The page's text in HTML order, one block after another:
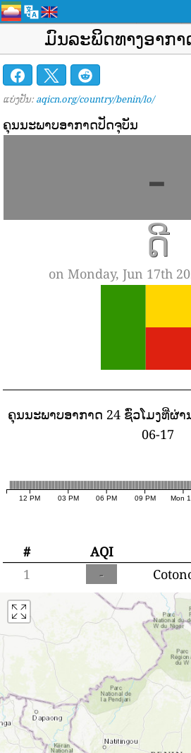
ມົນ​ລະ​ພິດ​ທາງ​ອາ​ກາ
ແບ່ງປັນ: aqicn.org/country/benin/lo/
ຄຸນນະພາບອາກາດປັດຈຸບັນ
-
ດີ
on Monday, Jun 17th
ຄຸນນະພາບອາກາດ 24 ຊົ່ວໂມງທີ່ຜ່າ
06-17
12 PM 03 PM 06 PM 09 PM Mon
# AQI
1
-